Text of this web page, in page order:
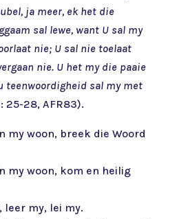
ja meer, ek het die
sal lewe, want U sal my
nie; U sal nie toelaat
nie. U het my die paaie
teenwoordigheid sal my met
25-28, AFR83).
my woon, breek die Woord
my woon, kom en heilig
leer my, lei my.